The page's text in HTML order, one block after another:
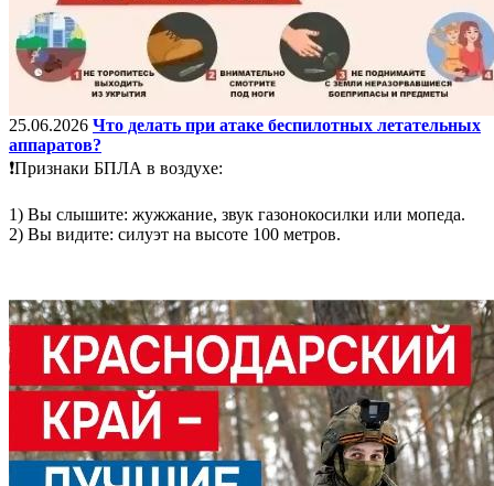
25.06.2026 Что делать при атаке беспилотных летательных
аппаратов?
❗️Признаки БПЛА в воздухе:
1) Вы слышите: жужжание, звук газонокосилки или мопеда.
2) Вы видите: силуэт на высоте 100 метров.